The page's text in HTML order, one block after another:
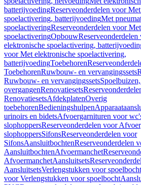
batterijvoedingReserveonderdelen voor
spoelactivering, batterijvoedingMet
spoelactiveringReserveonderdelen voor
spoelactiveringOpbouw
elektronische spoelactivering,
voor Met elektronische spoelactivering,
batterijvoedingToebehoren
ToebehorenRuwbouw- en vervangingssets
Ruwbouw- en vervangingssets
overgangenRenovatiesets
RenovatiesetsAfdekplatenOverig
toebehorenBedieningshulpen
urinoirs en bidetsAfvoergarnituren voor
slophoppersReserveonderdelen voor
slophoppersSifonsReserveonderdelen voor
SifonsAansluitbochtenReserveonderdelen
AansluitbochtenAfvoermanchet
AfvoermanchetAansluitsets
AansluitsetsVerlengstukken voor spoelbocht
voor Verlengstukken voor spoelbocht